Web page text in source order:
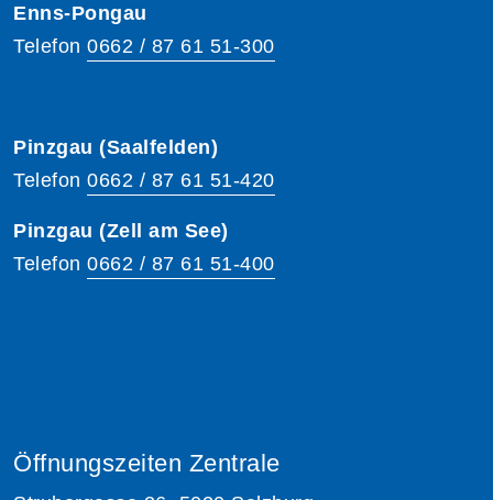
Enns-Pongau
Telefon 0662 / 87 61 51-300
Pinzgau (Saalfelden)
Telefon 0662 / 87 61 51-420
Pinzgau (Zell am See)
Telefon 0662 / 87 61 51-400
Öffnungszeiten Zentrale